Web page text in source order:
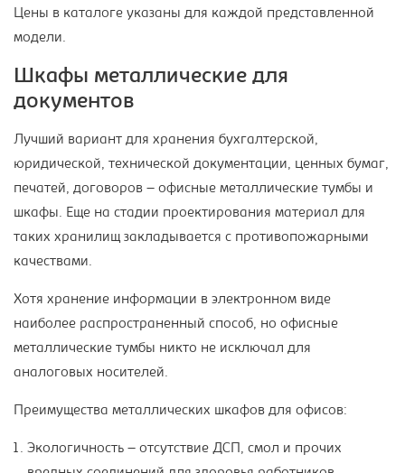
Цены в каталоге указаны для каждой представленной
модели.
Шкафы металлические для
документов
Лучший вариант для хранения бухгалтерской,
юридической, технической документации, ценных бумаг,
печатей, договоров – офисные металлические тумбы и
шкафы. Еще на стадии проектирования материал для
таких хранилищ закладывается с противопожарными
качествами.
Хотя хранение информации в электронном виде
наиболее распространенный способ, но офисные
металлические тумбы никто не исключал для
аналоговых носителей.
Преимущества металлических шкафов для офисов:
Экологичность – отсутствие ДСП, смол и прочих